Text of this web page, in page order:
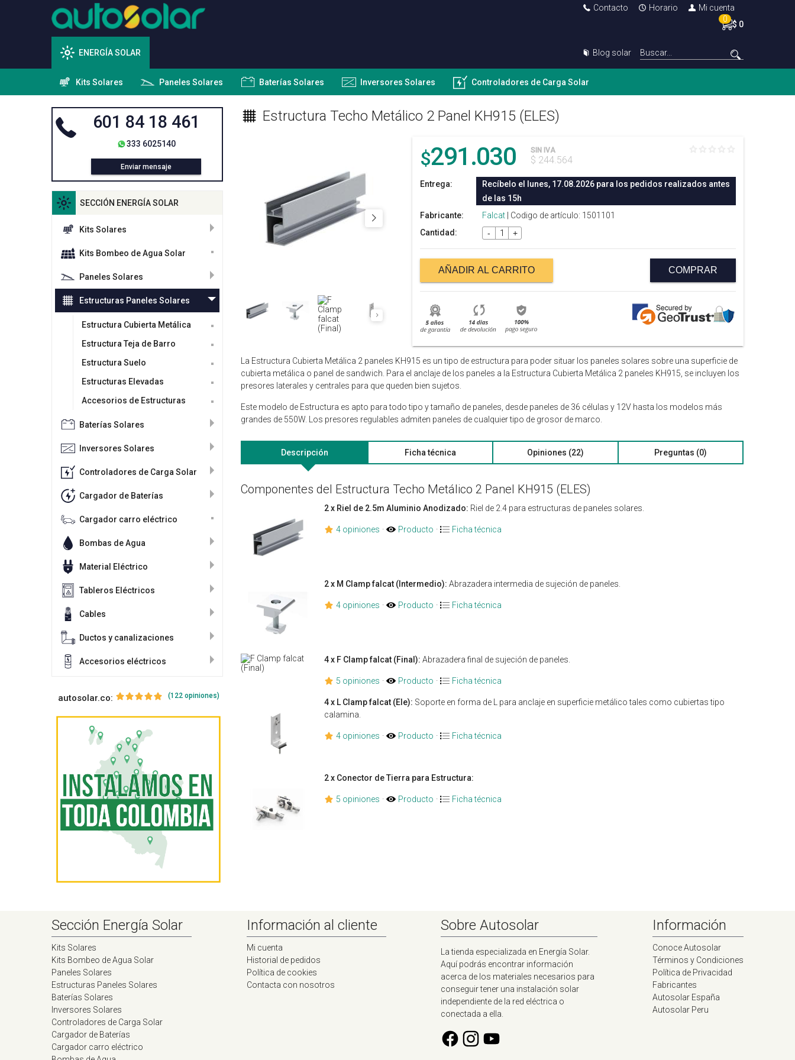
Contacto Horario
Mi cuenta
0
$ 0
ENERGÍA SOLAR Blog solar
Kits Solares Paneles Solares Baterías Solares Inversores Solares Controladores de Carga Solar
601 84 18 461
333 6025140
Enviar mensaje
SECCIÓN ENERGÍA SOLAR
Kits Solares
Kits Bombeo de Agua Solar
Paneles Solares
Estructuras Paneles Solares
Estructura Cubierta Metálica
Estructura Teja de Barro
Estructura Suelo
Estructuras Elevadas
Accesorios de Estructuras
Baterías Solares
Inversores Solares
Controladores de Carga Solar
Cargador de Baterías
Cargador carro eléctrico
Bombas de Agua
Material Eléctrico
Tableros Eléctricos
Cables
Ductos y canalizaciones
Accesorios eléctricos
autosolar.co: (122 opiniones)
Estructura Techo Metálico 2 Panel KH915 (ELES)
$291.030 SIN IVA
$ 244.564
Entrega:
Recíbelo el lunes, 17.08.2026 para los pedidos realizados antes
de las 15h
Fabricante:
Falcat | Codigo de artículo: 1501101
Cantidad:
- +
AÑADIR AL CARRITO COMPRAR
La Estructura Cubierta Metálica 2 paneles KH915 es un tipo de estructura para poder situar los paneles solares sobre una superficie de
cubierta metálica o panel de sandwich. Para el anclaje de los paneles a la Estructura Cubierta Metálica 2 paneles KH915, se incluyen los
presores laterales y centrales para que queden bien sujetos.
Este modelo de Estructura es apto para todo tipo y tamaño de paneles, desde paneles de 36 células y 12V hasta los modelos más
grandes de 550W. Los presores regulables admiten paneles de cualquier tipo de grosor de marco.
Descripción Ficha técnica Opiniones (22) Preguntas (0)
Componentes del Estructura Techo Metálico 2 Panel KH915 (ELES)
2 x Riel de 2.5m Aluminio Anodizado: Riel de 2.4 para estructuras de paneles solares.
4 opiniones · Producto · Ficha técnica
2 x M Clamp falcat (Intermedio): Abrazadera intermedia de sujeción de paneles.
4 opiniones · Producto · Ficha técnica
4 x F Clamp falcat (Final): Abrazadera final de sujeción de paneles.
5 opiniones · Producto · Ficha técnica
4 x L Clamp falcat (Ele): Soporte en forma de L para anclaje en superficie metálico tales como cubiertas tipo
calamina.
4 opiniones · Producto · Ficha técnica
2 x Conector de Tierra para Estructura:
5 opiniones · Producto · Ficha técnica
Sección Energía Solar
Kits Solares
Kits Bombeo de Agua Solar
Paneles Solares
Estructuras Paneles Solares
Baterías Solares
Inversores Solares
Controladores de Carga Solar
Cargador de Baterías
Cargador carro eléctrico
Información al cliente
Mi cuenta
Historial de pedidos
Política de cookies
Contacta con nosotros
Sobre Autosolar
La tienda especializada en Energía Solar.
Aquí podrás encontrar información
acerca de los materiales necesarios para
conseguir tener una instalación solar
independiente de la red eléctrica o
conectada a ella.
Información
Conoce Autosolar
Términos y Condiciones
Política de Privacidad
Fabricantes
Autosolar España
Autosolar Peru